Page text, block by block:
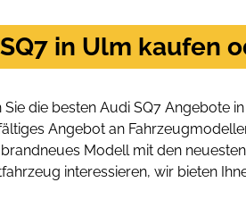
in Ulm kaufen
Sie die besten Audi SQ7 Angebote
Angebot an
brandneues Modell mit den
interessieren, wir bieten